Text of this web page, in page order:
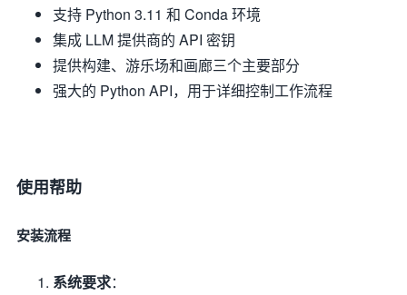
支持 Python 3.11 和 Conda 环境
集成 LLM 提供商的 API 密钥
提供构建、游乐场和画廊三个主要部分
强大的 Python API，用于详细控制工作流程
使用帮助
安装流程
系统要求：